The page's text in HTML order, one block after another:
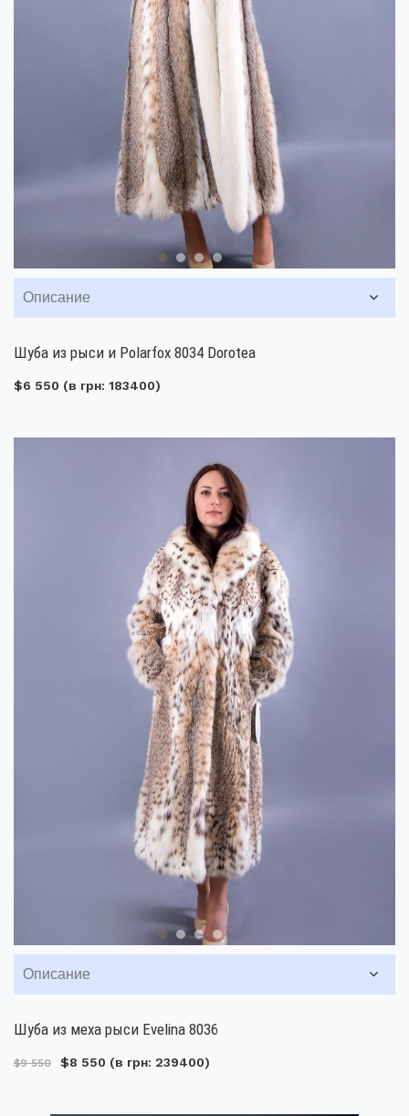
Описание
Шуба из рыси и Polarfox 8034 Dorotea
$6 550 (в грн: 183400)
Описание
Шуба из меха рыси Evelina 8036
$9 550 $8 550 (в грн: 239400)